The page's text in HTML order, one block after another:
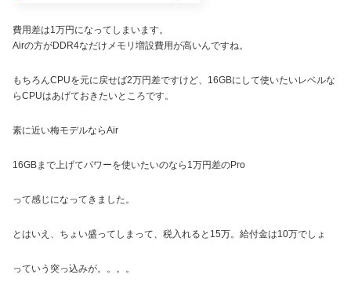
費用差は1万円になってしまいます。
Airの方がDDR4なだけメモリ増設費用が高いんですね。
もちろんCPUを元に戻せば2万円差ですけど、16GBにして使いたいレベルな
らCPUはあげておきたいところです。
素に近い梅モデルならAir
16GBまで上げてパワーを使いたいのなら1万円差のPro
って感じになってきました。
とはいえ、ちょい盛ってしまって、税入れると15万。給付金は10万でしょ
っていう突っ込みが。。。。